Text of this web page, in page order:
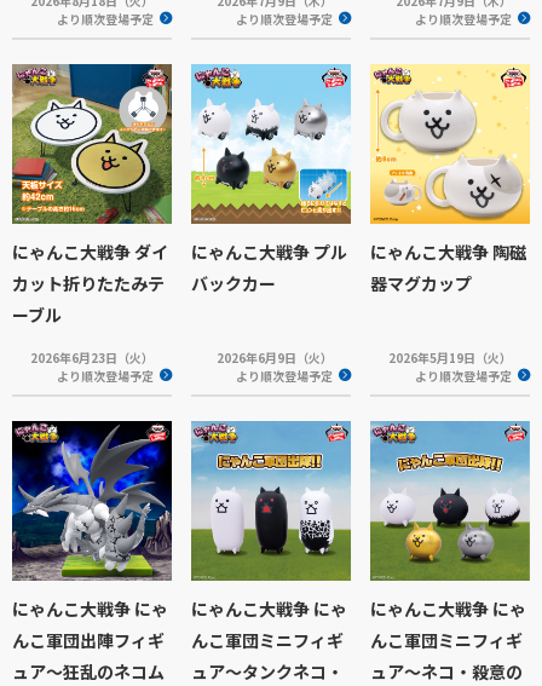
より順次登場予定
より順次登場予定
より順次登場予定
にゃんこ大戦争 ダイ
カット折りたたみテ
ーブル
2026年6月23日（火）
より順次登場予定
にゃんこ大戦争 プル
バックカー
2026年6月9日（火）
より順次登場予定
にゃんこ大戦争 陶磁
器マグカップ
2026年5月19日（火）
より順次登場予定
にゃんこ大戦争 にゃ
んこ軍団出陣フィギ
ュア～狂乱のネコム
にゃんこ大戦争 にゃ
んこ軍団ミニフィギ
ュア～タンクネコ・
にゃんこ大戦争 にゃ
んこ軍団ミニフィギ
ュア～ネコ・殺意の